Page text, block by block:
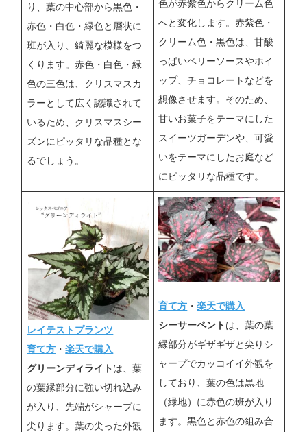
り、葉の中心部から黒色・
赤色・白色・緑色と層状に
班が入り、綺麗な模様をつ
くります。赤色・白色・緑
色の三色は、クリスマスカ
ラーとして広く認識されて
いるため、クリスマスシー
ズンにピッタリな品種とな
るでしょう。
色が赤紫色からクリーム色
へと変化します。赤紫色・
クリーム色・黒色は、甘酸
っぱいベリーソースやホイ
ップ、チョコレートなどを
想像させます。そのため、
甘いお菓子をテーマにした
スイーツガーデンや、可愛
いをテーマにしたお庭など
にピッタリな品種です。
レイテストプランツ
育て方 ・楽天で購入
グリーンディライト は、葉
の葉縁部分に強い切れ込み
が入り、先端がシャープに
尖ります。葉の尖った外観
育て方 ・楽天で購入
シーサーペント は、葉の葉
縁部分がギザギザと尖りシ
ャープでカッコイイ外観を
しており、葉の色は黒地
（緑地）に赤色の班が入り
ます。黒色と赤色の組み合